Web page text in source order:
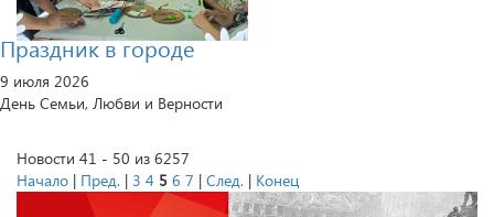
Праздник в городе
9 июля 2026
День Семьи, Любви и Верности
Новости 41 - 50 из 6257
Начало | Пред. | 3 4 5 6 7 | След. | Конец